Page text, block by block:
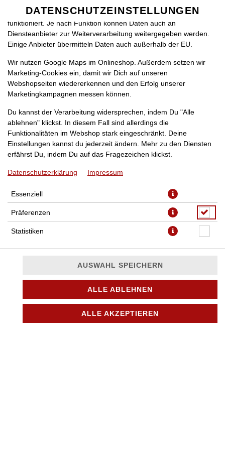
DE
SPRACHE ÄNDERN
FANTA [1]
JETZT BESTELLEN
DATENSCHUTZEINSTELLUNGEN
benötigt, damit bei Deinem Besuch unseres Webshops auch alles
funktioniert. Je nach Funktion können Daten auch an
Diensteanbieter zur Weiterverarbeitung weitergegeben werden.
Einige Anbieter übermitteln Daten auch außerhalb der EU.
Wir nutzen Google Maps im Onlineshop. Außerdem setzen wir
Marketing-Cookies ein, damit wir Dich auf unseren
Webshopseiten wiedererkennen und den Erfolg unserer
Marketingkampagnen messen können.
Du kannst der Verarbeitung widersprechen, indem Du "Alle
ablehnen" klickst. In diesem Fall sind allerdings die
Funktionalitäten im Webshop stark eingeschränkt. Deine
Einstellungen kannst du jederzeit ändern. Mehr zu den Diensten
erfährst Du, indem Du auf das Fragezeichen klickst.
Datenschutzerklärung Impressum
Essenziell
Präferenzen
Statistiken
AUSWAHL SPEICHERN
ALLE ABLEHNEN
ALLE AKZEPTIEREN